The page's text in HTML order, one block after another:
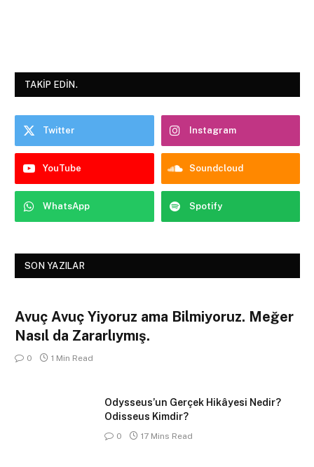
TAKIP EDIN.
Twitter Instagram
YouTube Soundcloud
WhatsApp Spotify
SON YAZILAR
Avuç Avuç Yiyoruz ama Bilmiyoruz. Meğer
Nasıl da Zararlıymış.
0 1 Min Read
Odysseus’un Gerçek Hikâyesi Nedir?
Odisseus Kimdir?
0 17 Mins Read